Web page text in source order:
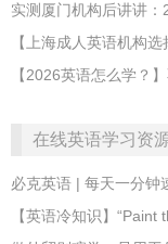
在线英语学习资
必克英语 | 每天一分钟
【英语冷知识】“Paint